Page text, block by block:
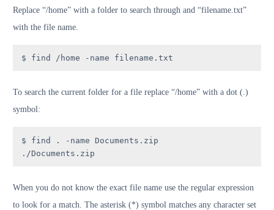
Replace “/home” with a folder to search through and “filename.txt”
with the file name.
$ find /home -name filename.txt
To search the current folder for a file replace “/home” with a dot (.)
symbol:
$ find . -name Documents.zip
./Documents.zip
When you do not know the exact file name use the regular expression
to look for a match. The asterisk (*) symbol matches any character set